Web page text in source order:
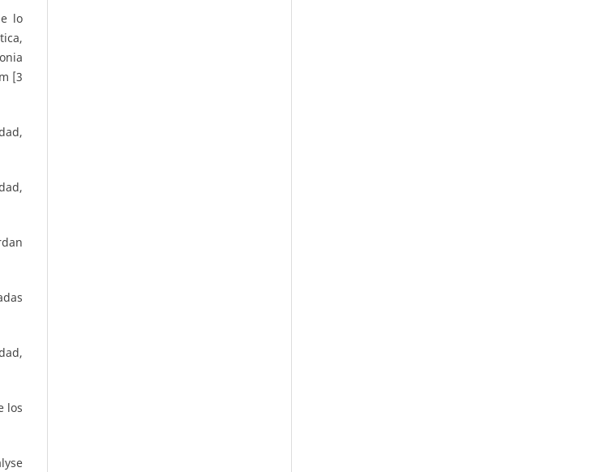
lo
[3
los